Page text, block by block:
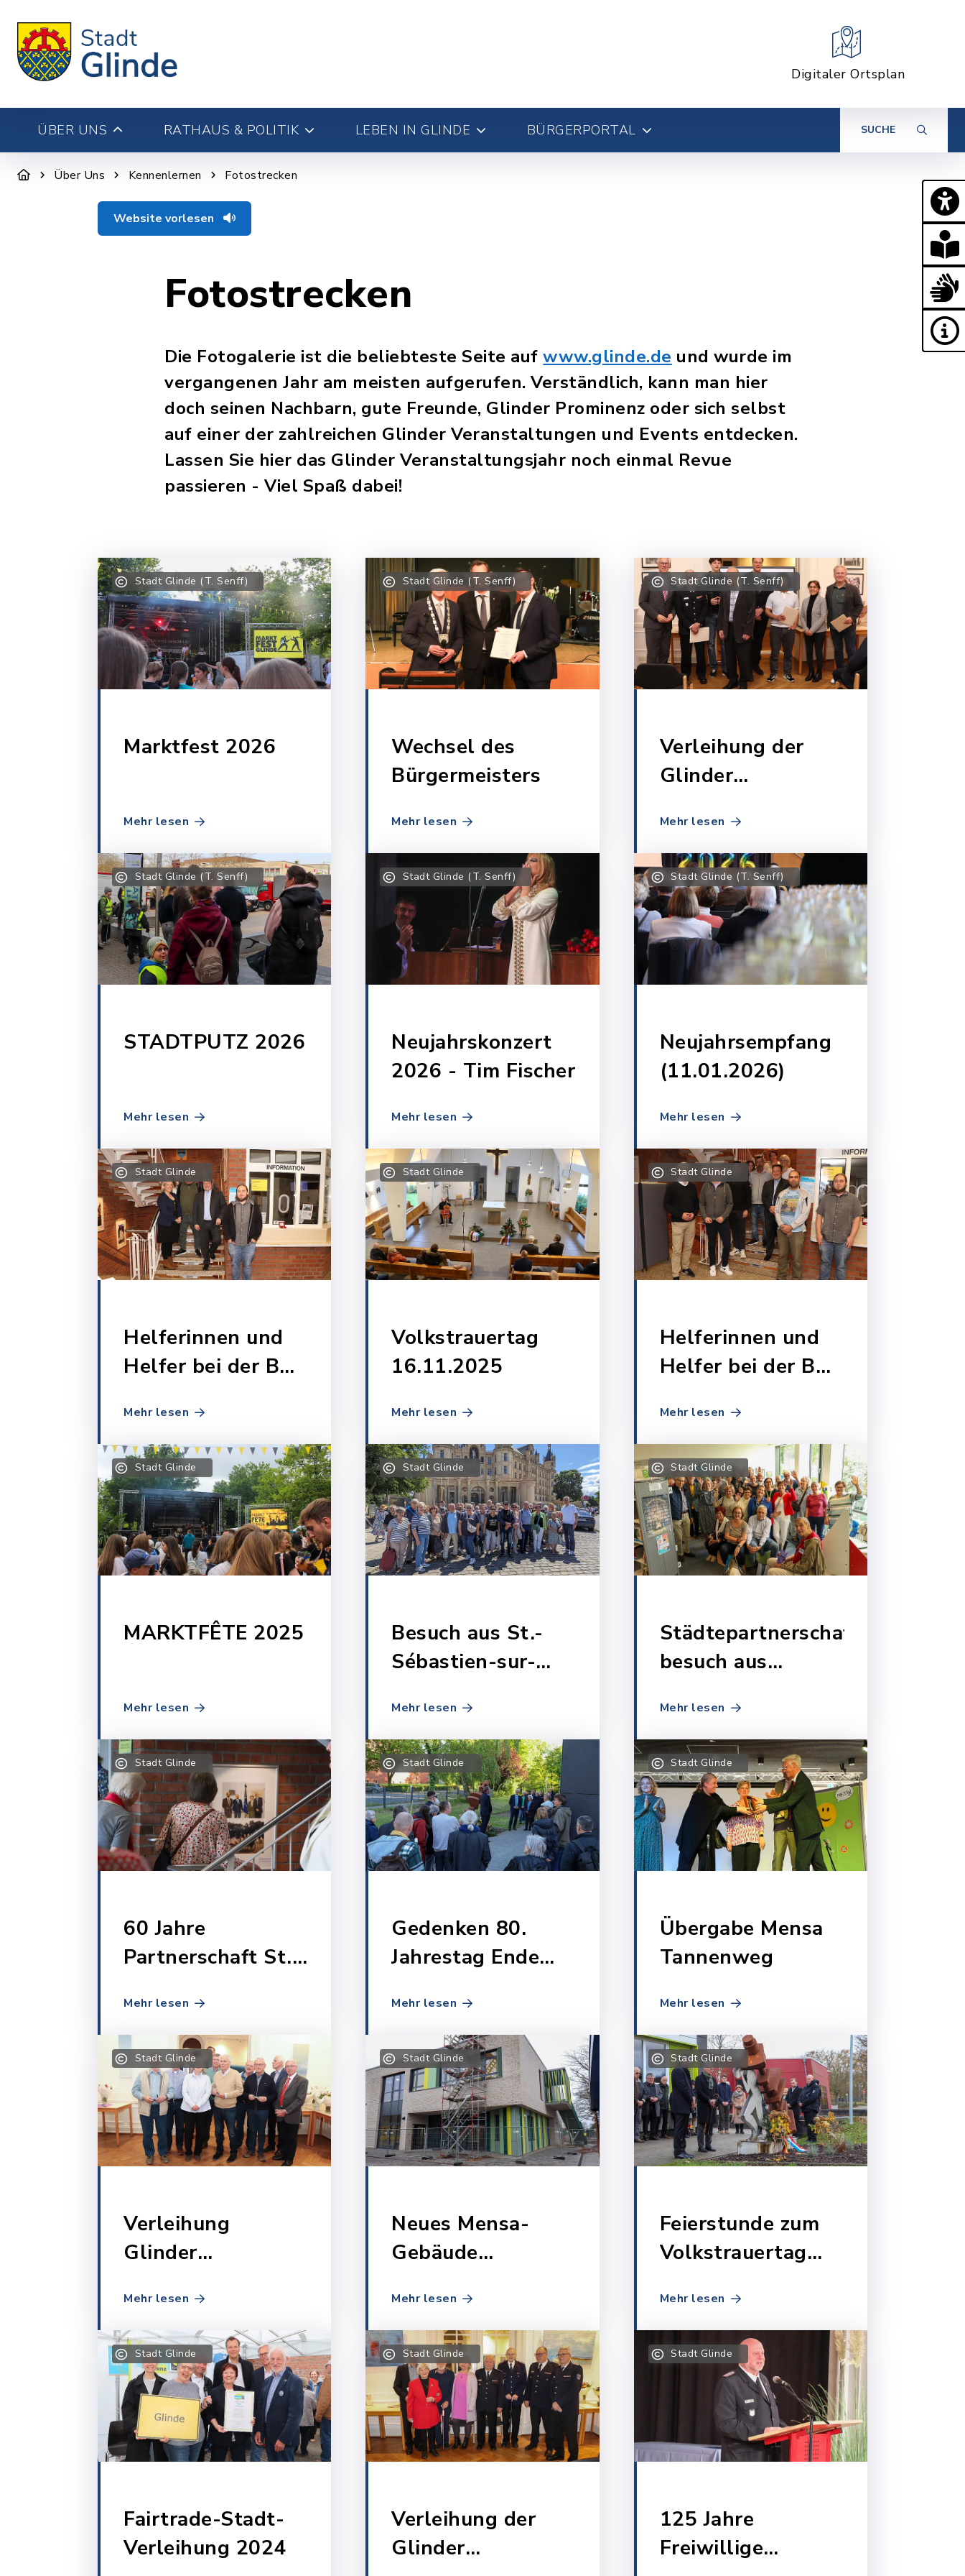
Digitaler Ortsplan
ÜBER UNS RATHAUS & POLITIK LEBEN IN GLINDE BÜRGERPORTAL SUCHE
Über Uns Kennenlernen Fotostrecken
Website vorlesen
Fotostrecken
Die Fotogalerie ist die beliebteste Seite aufwww.glinde.de und wurde im
vergangenen Jahr am meisten aufgerufen. Verständlich, kann man hier
doch seinen Nachbarn, gute Freunde, Glinder Prominenz oder sich selbst
auf einer der zahlreichen Glinder Veranstaltungen und Events entdecken.
Lassen Sie hier das Glinder Veranstaltungsjahr noch einmal Revue
passieren - Viel Spaß dabei!
Stadt Glinde (T. Senff)
Marktfest 2026
Mehr lesen
Stadt Glinde (T. Senff)
Wechsel des
Bürgermeisters
Mehr lesen
Stadt Glinde (T. Senff)
Verleihung der
Glinder
Mehr lesen
Stadt Glinde (T. Senff)
STADTPUTZ 2026
Mehr lesen
Stadt Glinde (T. Senff)
Neujahrskonzert
2026 - Tim Fischer
Mehr lesen
Stadt Glinde (T. Senff)
Neujahrsempfang
(11.01.2026)
Mehr lesen
Stadt Glinde
Helferinnen und
Helfer bei der BM-
(23.11.2025)
Mehr lesen
Stadt Glinde
Volkstrauertag
16.11.2025
Mehr lesen
Stadt Glinde
Helferinnen und
Helfer bei der BM-
Mehr lesen
Stadt Glinde
MARKTFÊTE 2025
Mehr lesen
Stadt Glinde
Besuch aus St.-
Sébastien-sur-
Mehr lesen
Stadt Glinde
Städtepartnerschafts-
besuch aus
Mehr lesen
Stadt Glinde
60 Jahre
Partnerschaft St.-
Loire & Glinde -
Fotoausstellung
Mehr lesen
Stadt Glinde
Gedenken 80.
Jahrestag Ende
Mehr lesen
Stadt Glinde
Übergabe Mensa
Tannenweg
Mehr lesen
Stadt Glinde
Verleihung
Glinder
Mehr lesen
Stadt Glinde
Neues Mensa-
Gebäude
Tannenweg
Mehr lesen
Stadt Glinde
Feierstunde zum
Volkstrauertag
Mehr lesen
Stadt Glinde
Fairtrade-Stadt-
Verleihung 2024
Stadt Glinde
Verleihung der
Glinder
Stadt Glinde
125 Jahre
Freiwillige